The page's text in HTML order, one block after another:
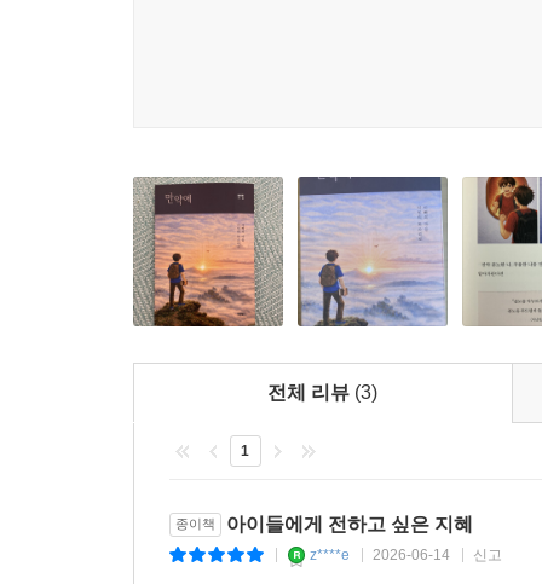
전체 리뷰 (3)
1
종이책 아이들에게 전하고 싶은 지혜
z****e 2026-06-14 신고